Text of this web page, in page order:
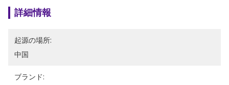
詳細情報
起源の場所:
中国
ブランド: